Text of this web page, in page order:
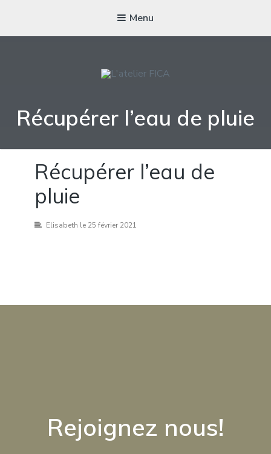
Menu
Actions conviviales écologiques et solidaires sur le territoire de
Meximieux
Récupérer l’eau de pluie
Récupérer l’eau de
pluie
Elisabeth le 25 février 2021
Rejoignez nous!